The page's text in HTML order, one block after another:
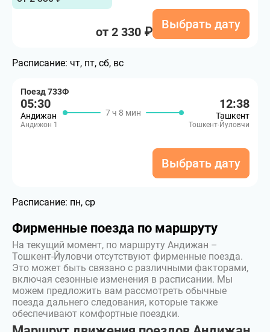
от 2 330 ₽
Выбрать дату
Расписание: чт, пт, сб, вс
Поезд 733Ф
05:30
Андижан
Андижон 1
7 ч 8 мин
12:38
Ташкент
Тошкент-Йуловчи
Выбрать дату
Расписание: пн, ср
Фирменные поезда по маршруту
На текущий момент, по маршруту Андижан –
Тошкент-Йуловчи отсутствуют фирменные поезда.
Это может быть связано с различными факторами,
включая сезонные изменения в расписании. Мы
можем предложить вам рассмотреть обычные
поезда дальнего следования, которые также
обеспечивают комфортные поездки.